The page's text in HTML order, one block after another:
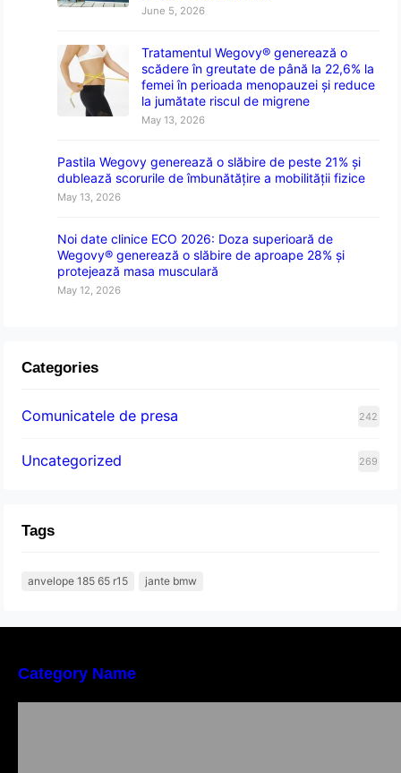
June 5, 2026
Tratamentul Wegovy® generează o
scădere în greutate de până la 22,6% la
femei în perioada menopauzei și reduce
la jumătate riscul de migrene
May 13, 2026
Pastila Wegovy generează o slăbire de peste 21% și
dublează scorurile de îmbunătățire a mobilității fizice
May 13, 2026
Noi date clinice ECO 2026: Doza superioară de
Wegovy® generează o slăbire de aproape 28% și
protejează masa musculară
May 12, 2026
Categories
Comunicatele de presa 242
Uncategorized 269
Tags
anvelope 185 65 r15 jante bmw
Category Name